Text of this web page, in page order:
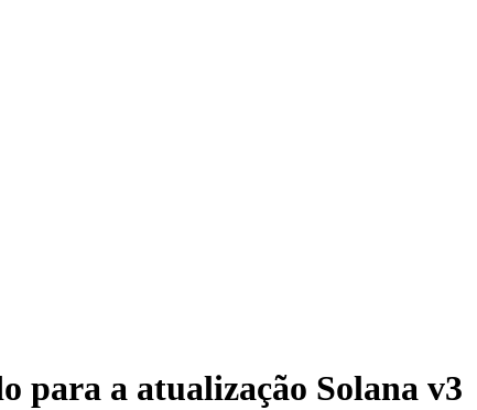
para a atualização Solana v3